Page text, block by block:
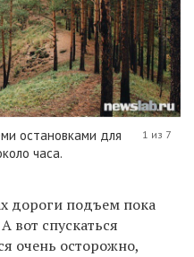
остановками для
часа.
1 из 7
дороги подъем пока
вот спускаться
очень осторожно,